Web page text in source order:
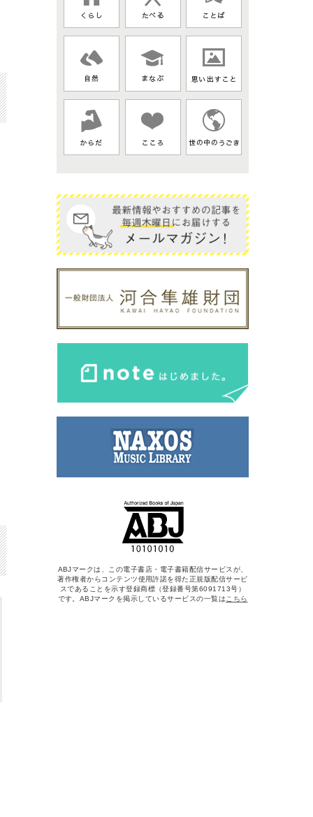
ABJマークは、この電子書店・電子書籍配信サービスが、
著作権者からコンテンツ使用許諾を得た正規版配信サービ
スであることを示す登録商標（登録番号第6091713号）
です。ABJマークを掲示しているサービスの一覧はこちら